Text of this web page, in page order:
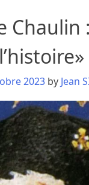
Chaulin
2023 by Jean